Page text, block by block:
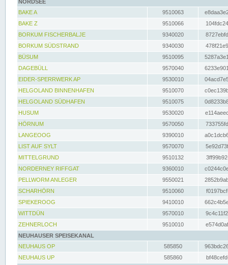
NORDSEE
BAKE A
9510063
BAKE Z
9510066
BORKUM FISCHERBALJE
9340020
BORKUM SÜDSTRAND
9340030
BÜSUM
9510095
DAGEBÜLL
9570040
EIDER-SPERRWERK AP
9530010
HELGOLAND BINNENHAFEN
9510070
HELGOLAND SÜDHAFEN
9510075
HUSUM
9530020
HÖRNUM
9570050
LANGEOOG
9390010
LIST AUF SYLT
9570070
MITTELGRUND
9510132
NORDERNEY RIFFGAT
9360010
PELLWORM ANLEGER
9550021
SCHARHÖRN
9510060
SPIEKEROOG
9410010
WITTDÜN
9570010
ZEHNERLOCH
9510010
NEUHAUSER SPEISEKANAL
NEUHAUS OP
585850
NEUHAUS UP
585860